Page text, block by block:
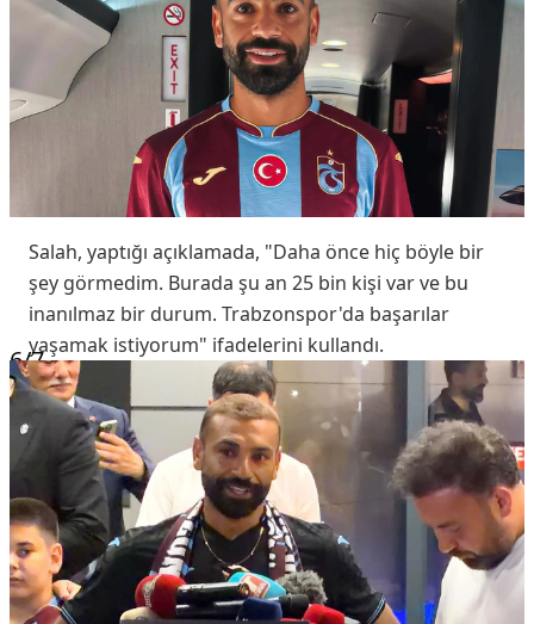
Salah, yaptığı açıklamada, "Daha önce hiç böyle bir
şey görmedim. Burada şu an 25 bin kişi var ve bu
inanılmaz bir durum. Trabzonspor'da başarılar
yaşamak istiyorum" ifadelerini kullandı.
6/7